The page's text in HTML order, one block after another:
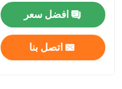
افضل سعر
اتصل بنا